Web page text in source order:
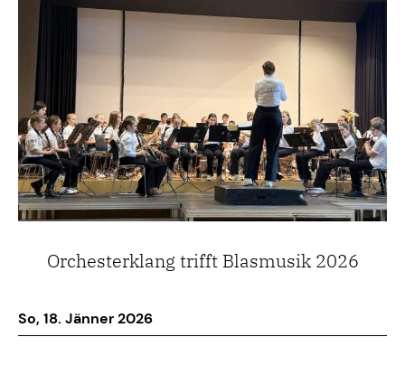
Orchesterklang trifft Blasmusik 2026
So, 18. Jänner 2026